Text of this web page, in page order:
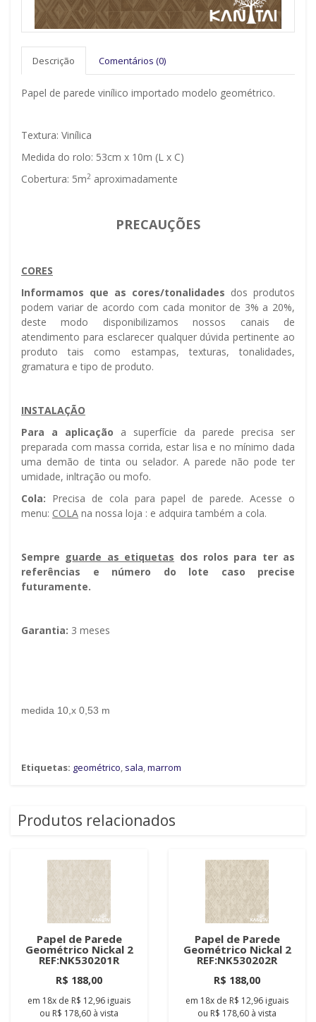
Descrição Comentários (0)
Papel de parede vinílico importado modelo geométrico.
Textura: Vinílica
Medida do rolo: 53cm x 10m (L x C)
Cobertura: 5m2 aproximadamente
PRECAUÇÕES
CORES
Informamos que as cores/tonalidades dos produtos
podem variar de acordo com cada monitor de 3% a 20%,
deste modo disponibilizamos nossos canais de
atendimento para esclarecer qualquer dúvida pertinente ao
produto tais como estampas, texturas, tonalidades,
gramatura e tipo de produto.
INSTALAÇÃO
Para a aplicação a superfície da parede precisa ser
preparada com massa corrida, estar lisa e no mínimo dada
uma demão de tinta ou selador. A parede não pode ter
umidade, infiltração ou mofo.
Cola: Precisa de cola para papel de parede. Acesse o
menu: COLA na nossa loja : e adquira também a cola.
Sempre guarde as etiquetas dos rolos para ter as
referências e número do lote caso precise
futuramente.
Garantia: 3 meses
medida 10,x 0,53 m
Etiquetas: geométrico, sala,marrom
Produtos relacionados
Papel de Parede
Geométrico Nickal 2
REF:NK530201R
R$ 188,00
em 18x de R$ 12,96 iguais
ou R$ 178,60 à vista
Papel de Parede
Geométrico Nickal 2
REF:NK530202R
R$ 188,00
em 18x de R$ 12,96 iguais
ou R$ 178,60 à vista